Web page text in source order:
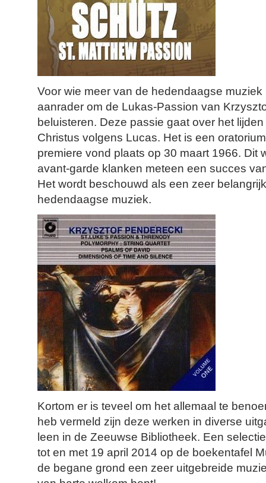
Voor wie meer van de hedendaagse
aanrader om de Lukas-Passion van
beluisteren. Deze passie gaat over het
Christus volgens Lucas. Het is een
premiere vond plaats op 30 maart 1966. Dit
avant-garde klanken meteen een succes
Het wordt beschouwd als een zeer
hedendaagse muziek.
Kortom er is teveel om het allemaal te
heb vermeld zijn deze werken in diverse
leen in de Zeeuwse Bibliotheek. Een
tot en met 19 april 2014 op de boekentafel
de begane grond een zeer uitgebreide